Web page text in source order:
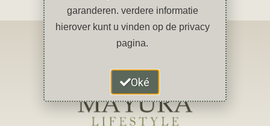
garanderen. verdere informatie
hierover kunt u vinden op de privacy
pagina.
Oké